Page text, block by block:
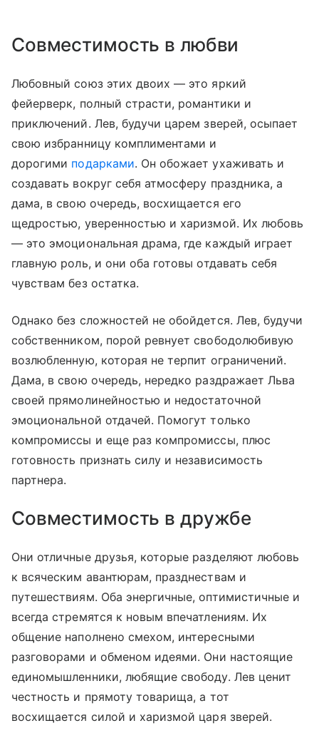
Совместимость в любви
Любовный союз этих двоих — это яркий
фейерверк, полный страсти, романтики и
приключений. Лев, будучи царем зверей, осыпает
свою избранницу комплиментами и
дорогими подарками. Он обожает ухаживать и
создавать вокруг себя атмосферу праздника, а
дама, в свою очередь, восхищается его
щедростью, уверенностью и харизмой. Их любовь
— это эмоциональная драма, где каждый играет
главную роль, и они оба готовы отдавать себя
чувствам без остатка.
Однако без сложностей не обойдется. Лев, будучи
собственником, порой ревнует свободолюбивую
возлюбленную, которая не терпит ограничений.
Дама, в свою очередь, нередко раздражает Льва
своей прямолинейностью и недостаточной
эмоциональной отдачей. Помогут только
компромиссы и еще раз компромиссы, плюс
готовность признать силу и независимость
партнера.
Совместимость в дружбе
Они отличные друзья, которые разделяют любовь
к всяческим авантюрам, празднествам и
путешествиям. Оба энергичные, оптимистичные и
всегда стремятся к новым впечатлениям. Их
общение наполнено смехом, интересными
разговорами и обменом идеями. Они настоящие
единомышленники, любящие свободу. Лев ценит
честность и прямоту товарища, а тот
восхищается силой и харизмой царя зверей.